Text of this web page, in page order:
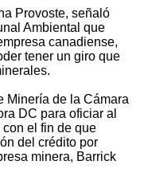
Provoste, señaló
Ambiental que
canadiense,
tener un giro que
Minería de la Cámara
DC para oficiar al
el fin de que
del crédito por
minera, Barrick